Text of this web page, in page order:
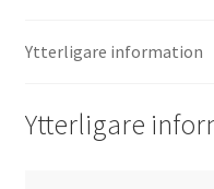
Ytterligare information
Ytterligare